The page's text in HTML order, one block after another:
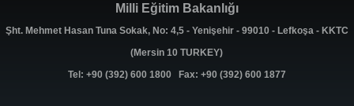
Milli Eğitim Bakanlığı
Şht. Mehmet Hasan Tuna Sokak, No: 4,5 - Yenişehir - 99010 - Lefkoşa - KKTC
(Mersin 10 TURKEY)
Tel: +90 (392) 600 1800 Fax: +90 (392) 600 1877